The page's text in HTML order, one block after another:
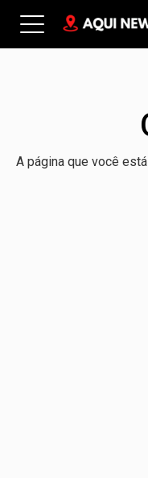
A página que você